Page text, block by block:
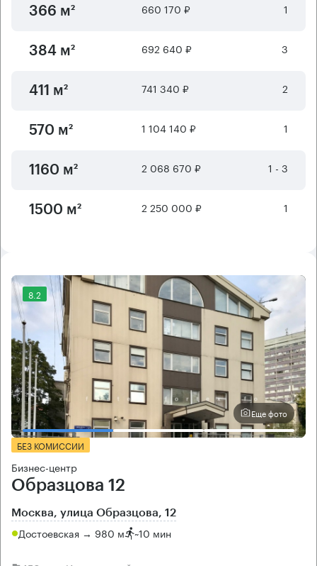
366 м² 660 170 ₽ 1
384 м² 692 640 ₽ 3
411 м² 741 340 ₽ 2
570 м² 1 104 140 ₽ 1
1160 м² 2 068 670 ₽ 1 - 3
1500 м² 2 250 000 ₽ 1
8.2
Еще фото
БЕЗ КОМИССИИ
Бизнес-центр
Образцова 12
Москва, улица Образцова, 12
Достоевская → 980 м ~10 мин